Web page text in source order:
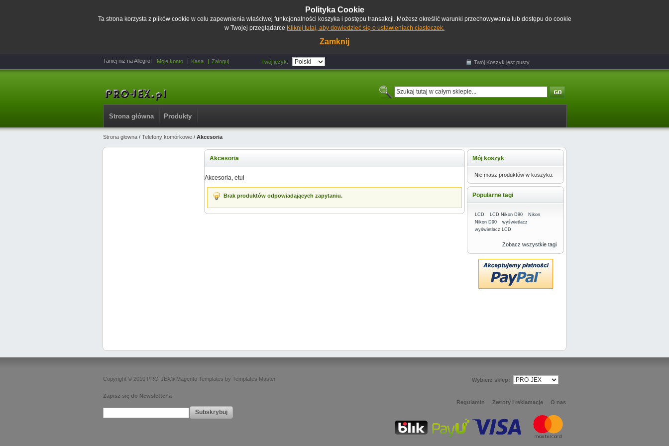
Polityka Cookie
Ta strona korzysta z plików cookie w celu zapewnienia właściwej funkcjonalności koszyka i postępu transakcji. Możesz określić warunki przechowywania lub dostępu do cookie
w Twojej przeglądarce Kliknij tutaj, aby dowiedzieć się o ustawieniach ciasteczek.
Zamknij
Taniej niż na Allegro! Moje konto Kasa Zaloguj Twój Koszyk jest pusty.
Twój język:
Strona główna Produkty
Strona głowna / Telefony komórkowe / Akcesoria
Akcesoria
Akcesoria, etui
Brak produktów odpowiadających zapytaniu.
Mój koszyk
Nie masz produktów w koszyku.
Popularne tagi
LCD LCD Nikon D90
Nikon
Nikon D90
wyświetlacz
wyświetlacz LCD
Zobacz wszystkie tagi
Copyright © 2010 PRO-JEX® Magento Templates by Templates Master
Zapisz się do Newsletter'a
Subskrybuj
Wybierz sklep:
Regulamin Zwroty i reklamacje O nas